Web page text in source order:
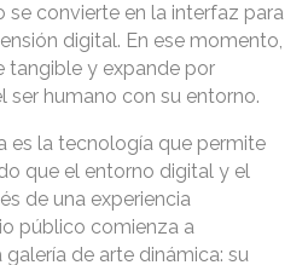
se convierte en la interfaz para
digital. En ese momento,
tangible y expande por
humano con su entorno.
es la tecnología que permite
que el entorno digital y el
de una experiencia
público comienza a
de arte dinámica: su